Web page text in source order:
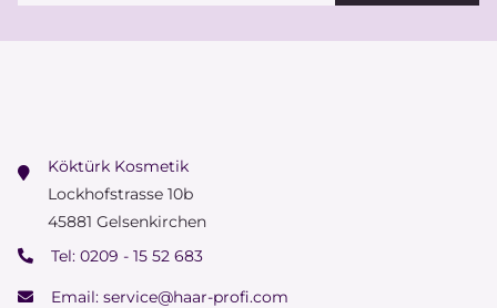
Köktürk Kosmetik
Lockhofstrasse 10b
45881 Gelsenkirchen
Tel: 0209 - 15 52 683
Email: service@haar-profi.com